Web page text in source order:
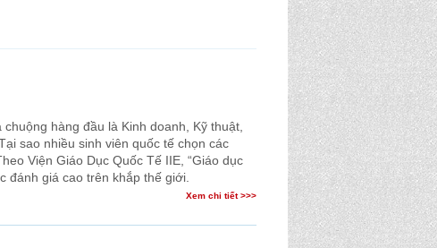
hàng đầu là Kinh doanh, Kỹ thuật,
sao nhiều sinh viên quốc tế chọn các
Viện Giáo Dục Quốc Tế IIE, “Giáo dục
đánh giá cao trên khắp thế giới.
Xem chi tiết >>>